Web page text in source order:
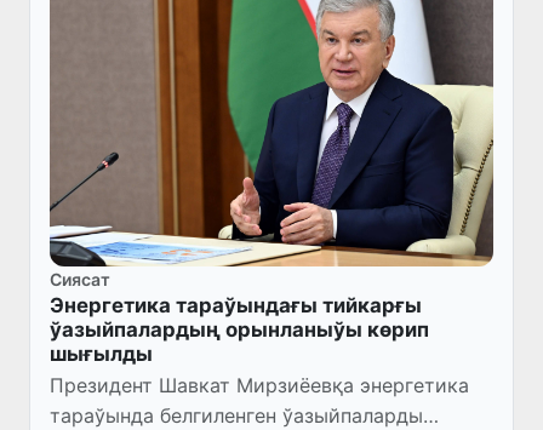
Сиясат
Энергетика тараўындағы тийкарғы
ўазыйпалардың орынланыўы көрип
шығылды
Президент Шавкат Мирзиёевқа энергетика
тараўында белгиленген ўазыйпаларды